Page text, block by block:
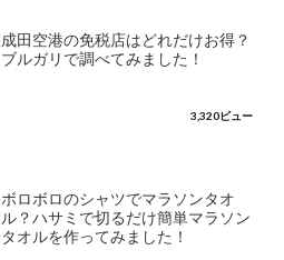
成田空港の免税店はどれだけお得？
ブルガリで調べてみました！
3,320ビュー
ボロボロのシャツでマラソンタオ
ル？ハサミで切るだけ簡単マラソン
タオルを作ってみました！